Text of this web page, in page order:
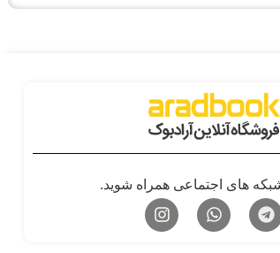
شبکه های اجتماعی همراه شوید.